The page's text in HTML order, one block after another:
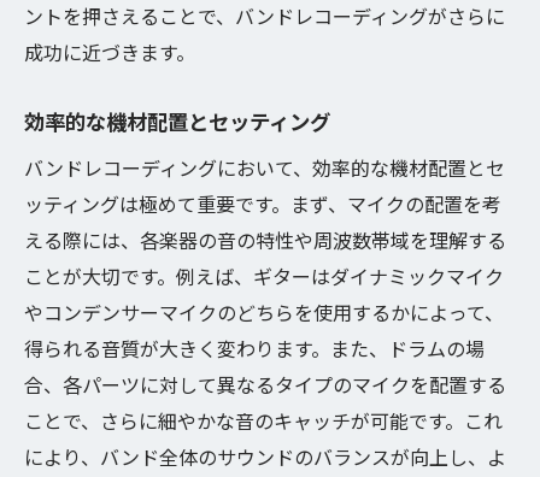
ントを押さえることで、バンドレコーディングがさらに
成功に近づきます。
効率的な機材配置とセッティング
バンドレコーディングにおいて、効率的な機材配置とセ
ッティングは極めて重要です。まず、マイクの配置を考
える際には、各楽器の音の特性や周波数帯域を理解する
ことが大切です。例えば、ギターはダイナミックマイク
やコンデンサーマイクのどちらを使用するかによって、
得られる音質が大きく変わります。また、ドラムの場
合、各パーツに対して異なるタイプのマイクを配置する
ことで、さらに細やかな音のキャッチが可能です。これ
により、バンド全体のサウンドのバランスが向上し、よ